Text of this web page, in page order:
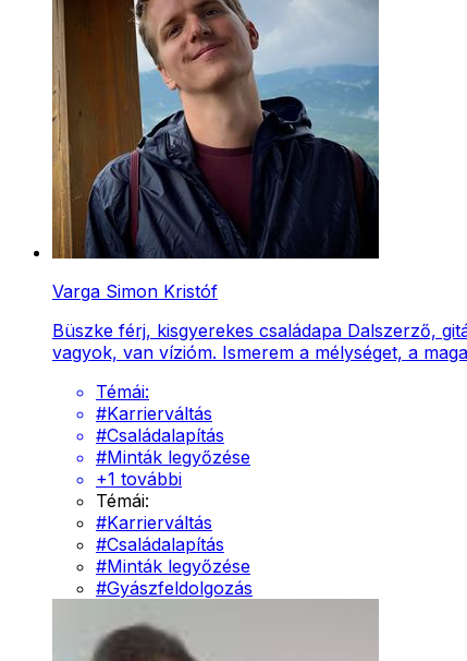
Varga Simon Kristóf
Büszke férj, kisgyerekes családapa Dalszerző,
vagyok, van vízióm. Ismerem a mélységet, a
Témái:
#Karrierváltás
#Családalapítás
#Minták legyőzése
+1 további
Témái:
#Karrierváltás
#Családalapítás
#Minták legyőzése
#Gyászfeldolgozás